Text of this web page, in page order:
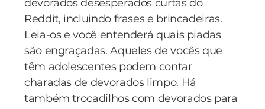
nem louco. Depois que estava há uns 20 metros
de distância, ele gritou:
— Se vocês ser comicu, botanicu e medicu...
Índio ser salvacu!
devorados desesperados curtas do
Reddit, incluindo frases e brincadeiras.
Leia-os e você entenderá quais piadas
são engraçadas. Aqueles de vocês que
têm adolescentes podem contar
charadas de devorados limpo. Há
também trocadilhos com devorados para